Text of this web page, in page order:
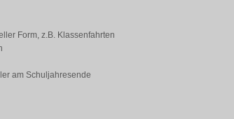
Form, z.B. Klassenfahrten
am Schuljahresende